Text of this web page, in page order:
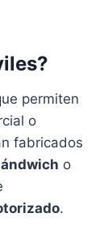
permiten
o
fabricados
o
.